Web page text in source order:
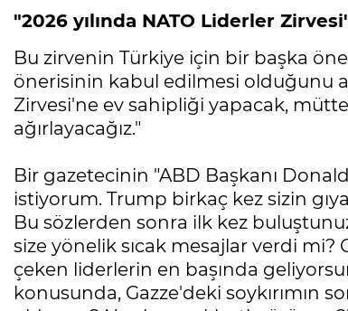
"2026 yılında NATO Liderler
Bu zirvenin Türkiye için bir başka
önerisinin kabul edilmesi olduğunu
Zirvesi'ne ev sahipliği yapacak,
ağırlayacağız."
Bir gazetecinin "ABD Başkanı
istiyorum. Trump birkaç kez sizin
Bu sözlerden sonra ilk kez
size yönelik sıcak mesajlar verdi
çeken liderlerin en başında
konusunda, Gazze'deki soykırımın